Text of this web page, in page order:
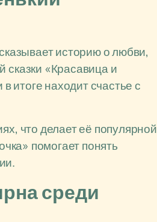
историю о любви,
сказки «Красавица и
итоге находит счастье с
что делает её популярной
помогает понять
среди